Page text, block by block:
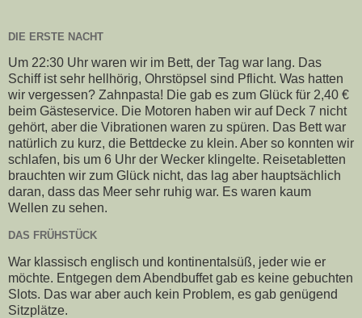
DIE ERSTE NACHT
Um 22:30 Uhr waren wir im Bett, der Tag war lang. Das
Schiff ist sehr hellhörig, Ohrstöpsel sind Pflicht. Was hatten
wir vergessen? Zahnpasta! Die gab es zum Glück für 2,40 €
beim Gästeservice. Die Motoren haben wir auf Deck 7 nicht
gehört, aber die Vibrationen waren zu spüren. Das Bett war
natürlich zu kurz, die Bettdecke zu klein. Aber so konnten wir
schlafen, bis um 6 Uhr der Wecker klingelte. Reisetabletten
brauchten wir zum Glück nicht, das lag aber hauptsächlich
daran, dass das Meer sehr ruhig war. Es waren kaum
Wellen zu sehen.
DAS FRÜHSTÜCK
War klassisch englisch und kontinentalsüß, jeder wie er
möchte. Entgegen dem Abendbuffet gab es keine gebuchten
Slots. Das war aber auch kein Problem, es gab genügend
Sitzplätze.